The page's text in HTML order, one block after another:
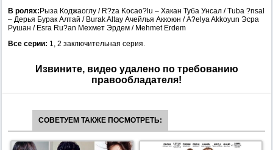
В ролях: Рыза Коджаоглу / R?za Kocao?lu – Хакан Туба Унсал / Tuba ?nsal
– Дерья Бурак Алтай / Burak Altay Ачейлья Аккоюн / A?elya Akkoyun Эсра
Рушан / Esra Ru?an Мехмет Эрдем / Mehmet Erdem
Все серии: 1, 2 заключительная серия.
Извините, видео удалено по требованию
правообладателя!
СОВЕТУЕМ ТАКЖЕ ПОСМОТРЕТЬ: